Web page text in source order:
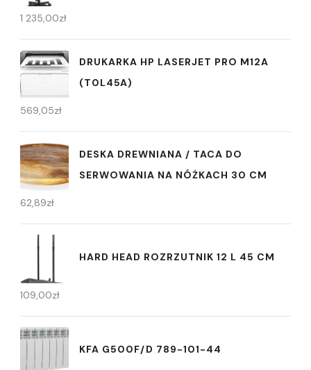
1 235,00zł
DRUKARKA HP LASERJET PRO M12A
(T0L45A)
569,05zł
DESKA DREWNIANA / TACA DO
SERWOWANIA NA NÓŻKACH 30 CM
62,89zł
HARD HEAD ROZRZUTNIK 12 L 45 CM
109,00zł
KFA G500F/D 789-101-44